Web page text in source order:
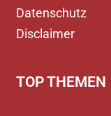
Datenschutz
Disclaimer
TOP THEMEN